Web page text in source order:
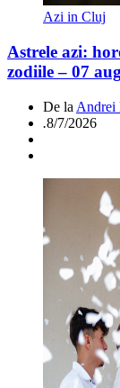
Azi in Cluj
Astrele azi:
zodiile – 07
De la Andrei
.8/7/2026